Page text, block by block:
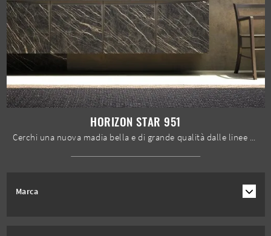
Marca
HORIZON STAR 951
Cerchi una nuova madia bella e di grande qualità dalle linee moderne? Ti presentiamo il modello Horizon Star 951 di Mobilgam, realizzato in gres.